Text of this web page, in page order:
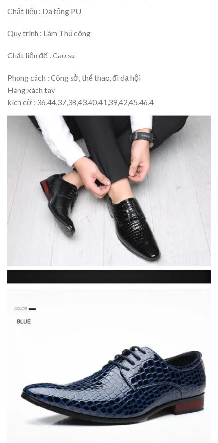
Chất liệu : Da tổng PU
Quy trình : Làm Thủ công
Chất liệu đế : Cao su
Phong cách : Công sở, thể thao, đi dạ hội
Hàng xách tay
kích cỡ : 36,44,37,38,43,40,41,39,42,45,46,4